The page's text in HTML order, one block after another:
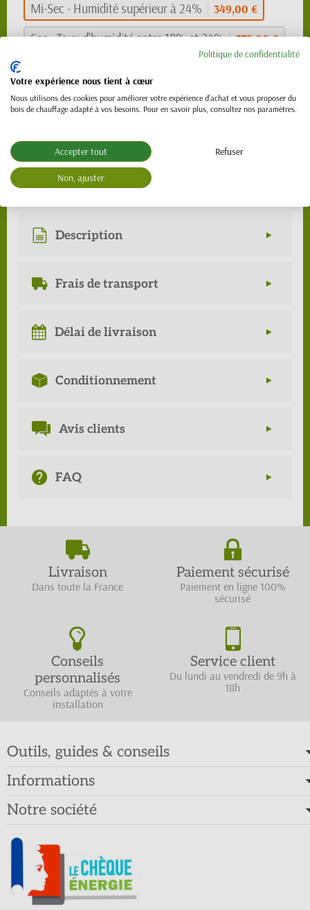
Mi-Sec - Humidité supérieur à 24%
349,00 €
Sec - Taux d'humidité entre 18% et 24% 379,00 €
349,00 €
Description
Frais de transport
Délai de livraison
Conditionnement
Avis clients
FAQ
Livraison
Dans toute la France
Paiement sécurisé
Paiement en ligne 100%
sécurisé
Conseils
personnalisés
Conseils adaptés à votre
installation
Service client
Du lundi au vendredi de 9h à
18h
Outils, guides & conseils
Informations
Notre société
Politique de confidentialité
Votre expérience nous tient à cœur
Nous utilisons des cookies pour améliorer votre expérience d'achat et vous proposer du
bois de chauffage adapté à vos besoins. Pour en savoir plus, consultez nos paramètres.
Accepter tout Refuser
Non, ajuster